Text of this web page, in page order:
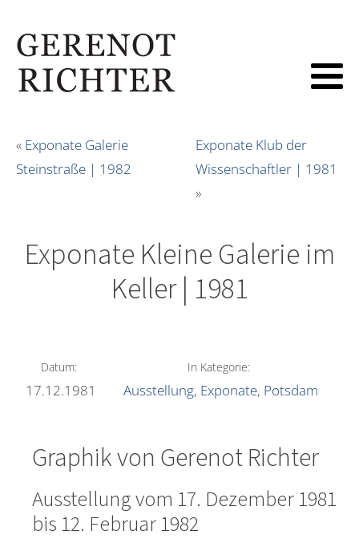
« Exponate Galerie
Steinstraße | 1982
Exponate Klub der
Wissenschaftler | 1981
»
Exponate Kleine Galerie im
Keller | 1981
Datum:
17.12.1981
In Kategorie:
Ausstellung, Exponate, Potsdam
Graphik von Gerenot Richter
Ausstellung vom 17. Dezember 1981
bis 12. Februar 1982